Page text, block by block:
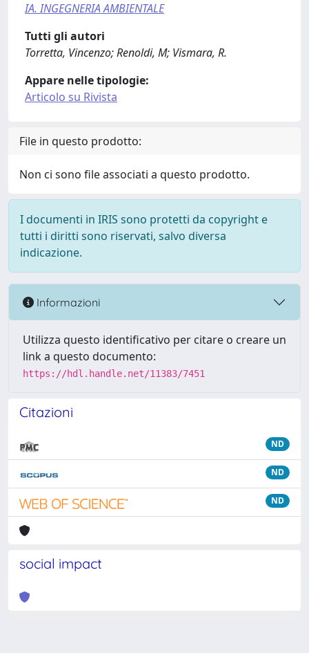
IA. INGEGNERIA AMBIENTALE
Tutti gli autori
Torretta, Vincenzo; Renoldi, M; Vismara, R.
Appare nelle tipologie:
Articolo su Rivista
File in questo prodotto:
Non ci sono file associati a questo prodotto.
I documenti in IRIS sono protetti da copyright e
tutti i diritti sono riservati, salvo diversa
indicazione.
Informazioni
Utilizza questo identificativo per citare o creare un
link a questo documento:
https://hdl.handle.net/11383/7451
Citazioni
ND
ND
ND
social impact